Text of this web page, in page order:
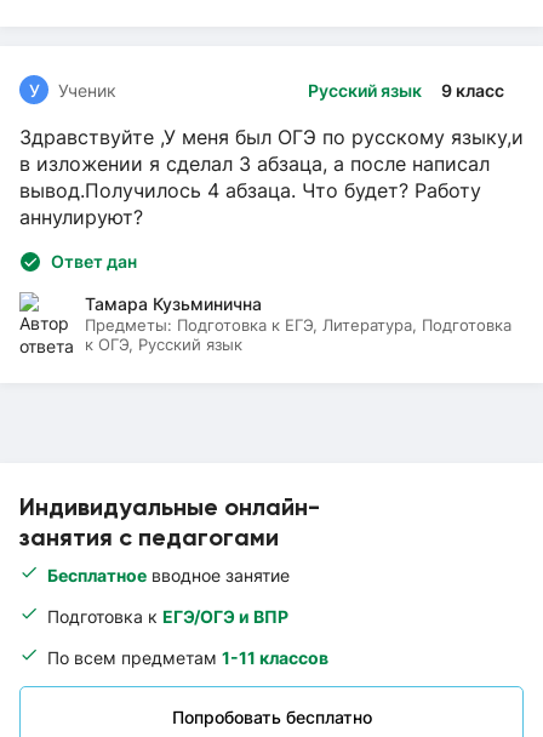
Индивидуальные онлайн-
занятия с педагогами
Бесплатное вводное занятие
Подготовка к ЕГЭ/ОГЭ и ВПР
По всем предметам 1-11 классов
Попробовать бесплатно
Русский язык 9 класс
У Ученик
Здравствуйте ,У меня был ОГЭ по русскому языку,и
в изложении я сделал 3 абзаца, а после написал
вывод.Получилось 4 абзаца. Что будет? Работу
аннулируют?
Ответ дан
Тамара Кузьминична
Предметы: Подготовка к ЕГЭ, Литература, Подготовка
к ОГЭ, Русский язык